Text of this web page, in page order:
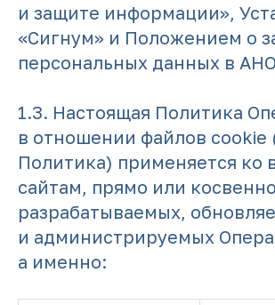
и защите информации»,
«Сигнум» и Положением о
персональных данных в
1.3. Настоящая Политика
в отношении файлов cookie
Политика) применяется ко
сайтам, прямо или косвенно
разрабатываемых,
и администрируемых
а именно: